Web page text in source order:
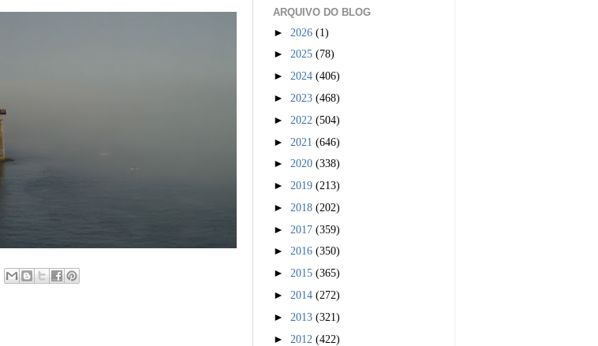
ARQUIVO DO BLOG
► 2026 (1)
► 2025 (78)
► 2024 (406)
► 2023 (468)
► 2022 (504)
► 2021 (646)
► 2020 (338)
► 2019 (213)
► 2018 (202)
► 2017 (359)
► 2016 (350)
► 2015 (365)
► 2014 (272)
► 2013 (321)
► 2012 (422)